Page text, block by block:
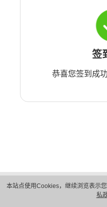
本站点使用Cookies，继续浏览表示
私
签
恭喜您签到成
版权所有 © 华为技术有限公司
隐私